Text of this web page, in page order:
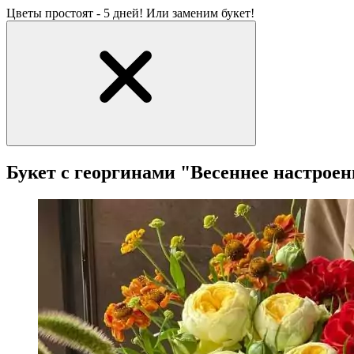
Цветы простоят - 5 дней! Или заменим букет!
Букет с георгинами "Весеннее